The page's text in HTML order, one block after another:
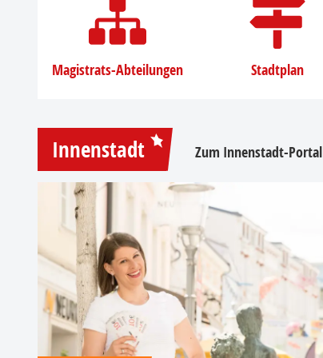
Magistrats-Abteilungen Stadtplan
Innenstadt Zum Innenstadt-Portal